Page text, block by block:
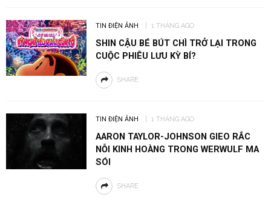
TIN ĐIỆN ẢNH 1 THÁNG AGO
SHIN CẬU BÉ BÚT CHÌ TRỞ LẠI TRONG
CUỘC PHIÊU LƯU KỲ BÍ?
SHARE
TIN ĐIỆN ẢNH 1 THÁNG AGO
AARON TAYLOR-JOHNSON GIEO RẮC
NỖI KINH HOÀNG TRONG WERWULF MA
SÓI
SHARE